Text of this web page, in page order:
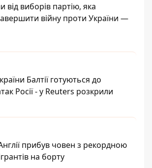
від виборів партію, яка
війну проти України —
Балтії готуються до
Росії - у Reuters розкрили
прибув човен з рекордною
на борту